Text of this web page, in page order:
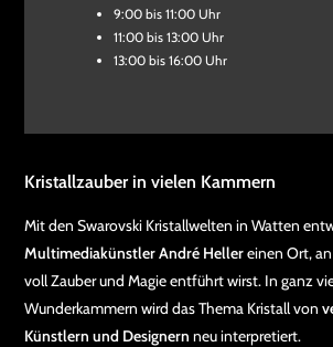
9:00 bis 11:00 Uhr
11:00 bis 13:00 Uhr
13:00 bis 16:00 Uhr
Kristallzauber in vielen Kammern
Mit den Swarovski Kristallwelten in Watten
Multimediakünstler André Hellereinen Ort,
voll Zauber und Magie entführt wirst. In ganz
Wunderkammern wird das Thema Kristall von
Künstlern und Designern neu interpretiert.